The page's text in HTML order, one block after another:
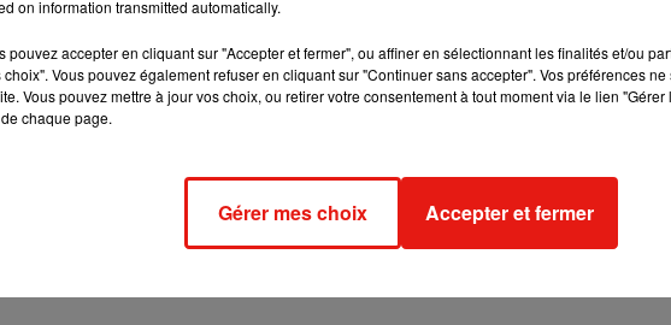
faire baisser le coût du permis : réduire les délais de passage de l’examen.
au top le jour J et plus on paye... Enfin, le gouvernement pourrait aussi
de louer un moniteur et qui présentent des tarifs 30 à 40% moins
éventualité suscite déjà une grande inquiétude chez ces dernières.
on information transmitted automatically.
pouvez accepter en cliquant sur "Accepter et fermer", ou affiner en sélectionnant les finalités et/ou
choix". Vous pouvez également refuser en cliquant sur "Continuer sans accepter". Vos préférences
Vous pouvez mettre à jour vos choix, ou retirer votre consentement à tout moment via le lien
chaque page.
Gérer mes choix Accepter et fermer